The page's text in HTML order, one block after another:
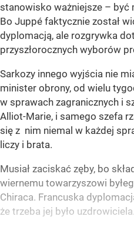
stanowisko ważniejsze – być
Bo Juppé faktycznie został
dyplomacją, ale rozgrywka
przyszłorocznych wyborów
Sarkozy innego wyjścia nie
minister obrony, od wielu
w sprawach zagranicznych i
Alliot-Marie, i samego szefa
się z nim niemal w każdej
liczy i brata.
Musiał zaciskać zęby, bo
wiernemu towarzyszowi
Chiraca. Francuska
że trzeba jej było uzdrowiciela.